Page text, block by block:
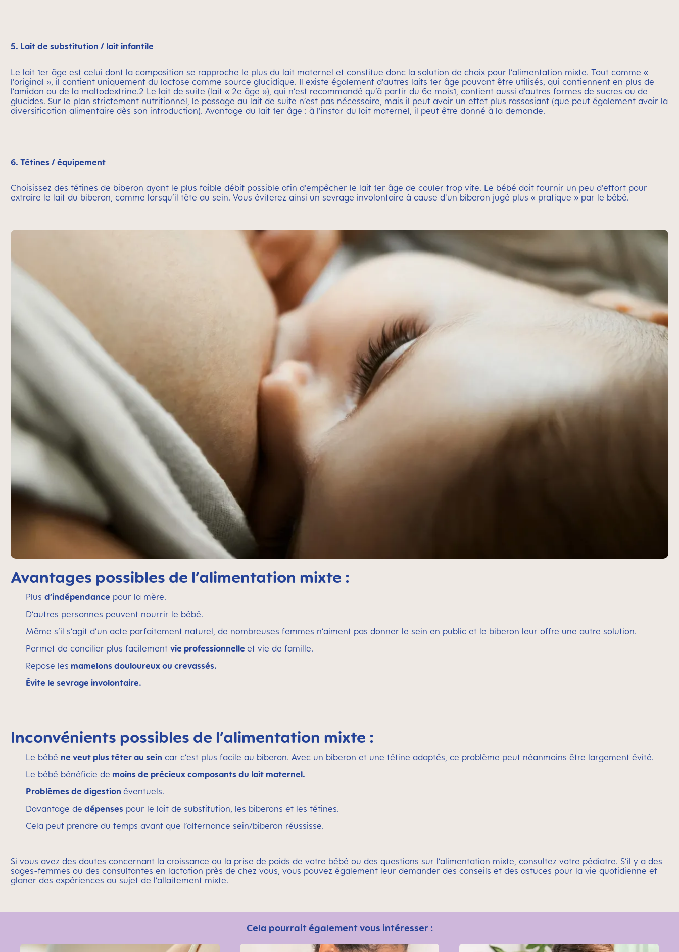
5. Lait de substitution / lait infantile
Le lait 1er âge est celui dont la composition se rapproche le plus du lait maternel et constitue donc la solution de choix pour l’alimentation mixte. Tout comme «
l’original », il contient uniquement du lactose comme source glucidique. Il existe également d’autres laits 1er âge pouvant être utilisés, qui contiennent en plus de
l’amidon ou de la maltodextrine.2 Le lait de suite (lait « 2e âge »), qui n’est recommandé qu’à partir du 6e mois1, contient aussi d’autres formes de sucres ou de
glucides. Sur le plan strictement nutritionnel, le passage au lait de suite n’est pas nécessaire, mais il peut avoir un effet plus rassasiant (que peut également avoir la
diversification alimentaire dès son introduction). Avantage du lait 1er âge : à l’instar du lait maternel, il peut être donné à la demande.
6. Tétines / équipement
Choisissez des tétines de biberon ayant le plus faible débit possible afin d’empêcher le lait 1er âge de couler trop vite. Le bébé doit fournir un peu d’effort pour
extraire le lait du biberon, comme lorsqu’il tète au sein. Vous éviterez ainsi un sevrage involontaire à cause d'un biberon jugé plus « pratique » par le bébé.
Avantages possibles de l’alimentation mixte :
Plus d’indépendance pour la mère.
D’autres personnes peuvent nourrir le bébé.
Même s’il s’agit d’un acte parfaitement naturel, de nombreuses femmes n’aiment pas donner le sein en public et le biberon leur offre une autre solution.
Permet de concilier plus facilement vie professionnelle et vie de famille.
Repose les mamelons douloureux ou crevassés.
Évite le sevrage involontaire.
Inconvénients possibles de l’alimentation mixte :
Le bébé ne veut plus téter au sein car c’est plus facile au biberon. Avec un biberon et une tétine adaptés, ce problème peut néanmoins être largement évité.
Le bébé bénéficie de moins de précieux composants du lait maternel.
Problèmes de digestion éventuels.
Davantage de dépenses pour le lait de substitution, les biberons et les tétines.
Cela peut prendre du temps avant que l’alternance sein/biberon réussisse.
Si vous avez des doutes concernant la croissance ou la prise de poids de votre bébé ou des questions sur l’alimentation mixte, consultez votre pédiatre. S’il y a des
sages-femmes ou des consultantes en lactation près de chez vous, vous pouvez également leur demander des conseils et des astuces pour la vie quotidienne et
glaner des expériences au sujet de l’allaitement mixte.
Cela pourrait également vous intéresser :